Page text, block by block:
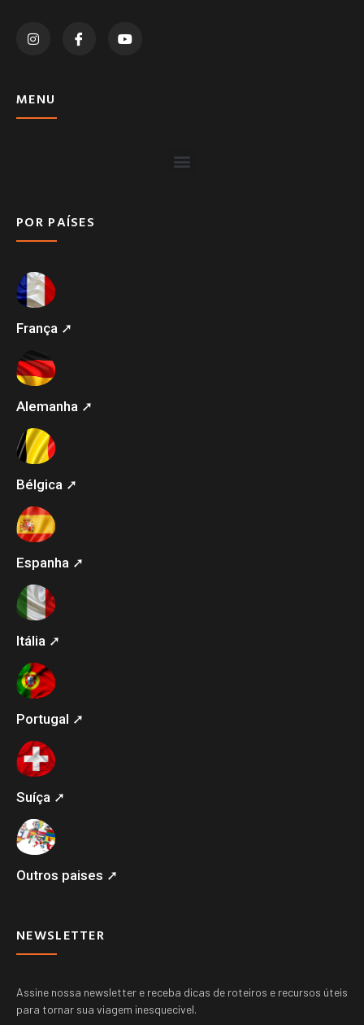
MENU
POR PAÍSES
França ➚
Alemanha ➚
Bélgica ➚
Espanha ➚
Itália ➚
Portugal ➚
Suíça ➚
Outros paises ➚
NEWSLETTER
Assine nossa newsletter e receba dicas de roteiros e recursos úteis
para tornar sua viagem inesquecível.